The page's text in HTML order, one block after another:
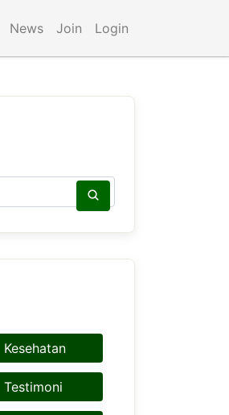
News Join Login
Kesehatan
Testimoni